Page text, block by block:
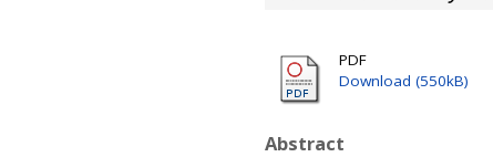
PDF
Download (550kB)
Abstract